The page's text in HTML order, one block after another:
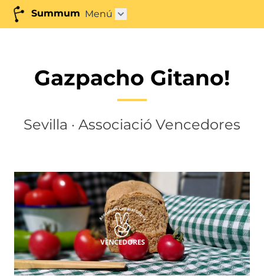
Summum Menú Abrir submenú"
Gazpacho Gitano!
Sevilla · Associació Vencedores